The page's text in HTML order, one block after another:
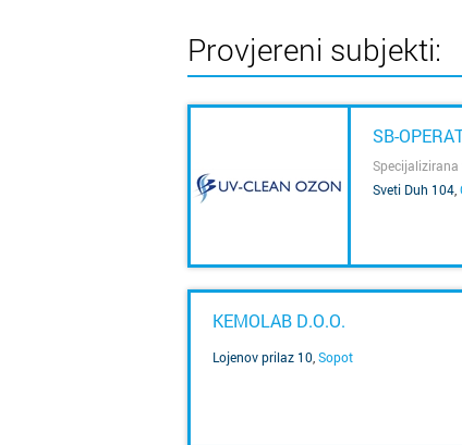
Provjereni subjekti:
SB-
Specijalizirana
Sveti Duh 104
KEMOLAB D.O.O.
Lojenov prilaz 10 Sopot